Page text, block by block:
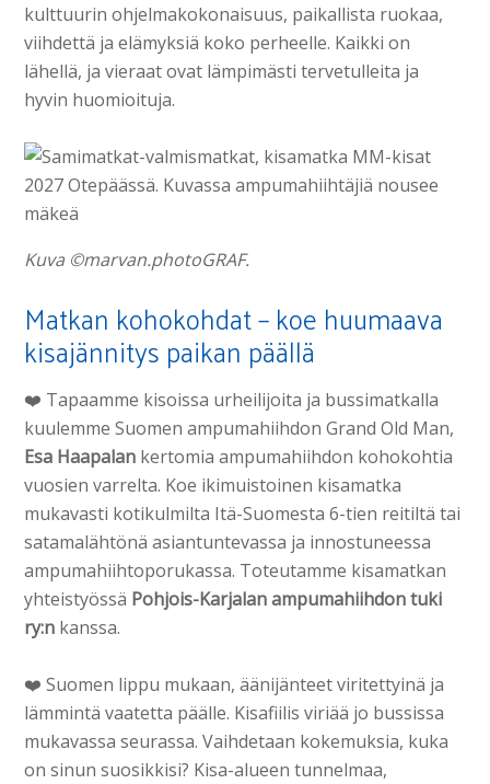
kulttuurin ohjelmakokonaisuus, paikallista ruokaa,
viihdettä ja elämyksiä koko perheelle. Kaikki on
lähellä, ja vieraat ovat lämpimästi tervetulleita ja
hyvin huomioituja.
Kuva ©marvan.photoGRAF.
Matkan kohokohdat – koe huumaava
kisajännitys paikan päällä
❤️ Tapaamme kisoissa urheilijoita ja bussimatkalla
kuulemme Suomen ampumahiihdon Grand Old Man,
Esa Haapalan kertomia ampumahiihdon kohokohtia
vuosien varrelta. Koe ikimuistoinen kisamatka
mukavasti kotikulmilta Itä-Suomesta 6-tien reitiltä tai
satamalähtönä asiantuntevassa ja innostuneessa
ampumahiihtoporukassa. Toteutamme kisamatkan
yhteistyössä Pohjois-Karjalan ampumahiihdon tuki
ry:n kanssa.
❤️ Suomen lippu mukaan, äänijänteet viritettyinä ja
lämmintä vaatetta päälle. Kisafiilis viriää jo bussissa
mukavassa seurassa. Vaihdetaan kokemuksia, kuka
on sinun suosikkisi? Kisa-alueen tunnelmaa,